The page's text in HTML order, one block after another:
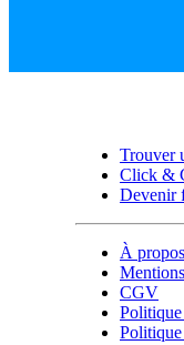
Trouver
Click &
Devenir
À
CGV